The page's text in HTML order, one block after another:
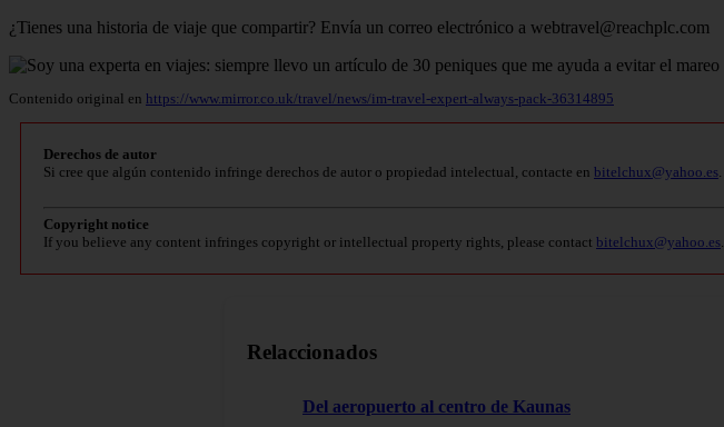
¿Tienes una historia de viaje que compartir? Envía un correo electrónico a webtravel@reachplc.com
Contenido original en https://www.mirror.co.uk/travel/news/im-travel-expert-always-pack-36314895
Derechos de autor
Si cree que algún contenido infringe derechos de autor o propiedad intelectual, contacte en bitelchux@yahoo.es.
Copyright notice
If you believe any content infringes copyright or intellectual property rights, please contact bitelchux@yahoo.es.
Relaccionados
Del aeropuerto al centro de Kaunas